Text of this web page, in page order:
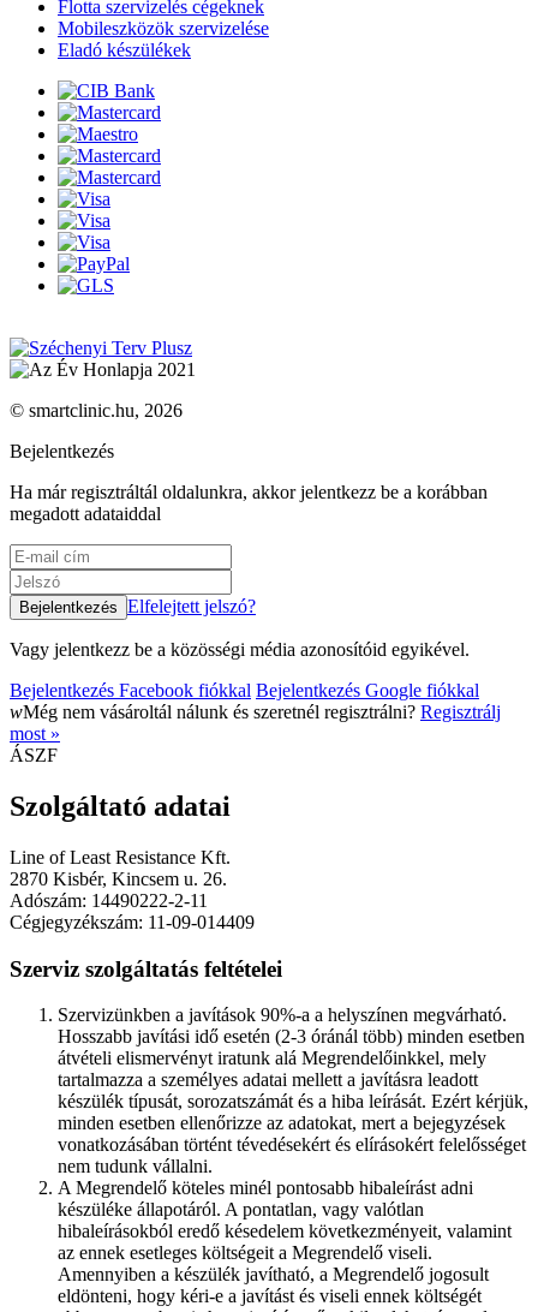
Flotta szervizelés cégeknek
Mobileszközök szervizelése
Eladó készülékek
© smartclinic.hu, 2026
Bejelentkezés
Ha már regisztráltál oldalunkra, akkor jelentkezz be a korábban
megadott adataiddal
Elfelejtett jelszó?
Vagy jelentkezz be a közösségi média azonosítóid egyikével.
Bejelentkezés Facebook fiókkal Bejelentkezés Google fiókkal
wMég nem vásároltál nálunk és szeretnél regisztrálni? Regisztrálj
most »
ÁSZF
Szolgáltató adatai
Line of Least Resistance Kft.
2870 Kisbér, Kincsem u. 26.
Adószám: 14490222-2-11
Cégjegyzékszám: 11-09-014409
Szerviz szolgáltatás feltételei
Szervizünkben a javítások 90%-a a helyszínen megvárható.
Hosszabb javítási idő esetén (2-3 óránál több) minden esetben
átvételi elismervényt iratunk alá Megrendelőinkkel, mely
tartalmazza a személyes adatai mellett a javításra leadott
készülék típusát, sorozatszámát és a hiba leírását. Ezért kérjük,
minden esetben ellenőrizze az adatokat, mert a bejegyzések
vonatkozásában történt tévedésekért és elírásokért felelősséget
nem tudunk vállalni.
A Megrendelő köteles minél pontosabb hibaleírást adni
készüléke állapotáról. A pontatlan, vagy valótlan
hibaleírásokból eredő késedelem következményeit, valamint
az ennek esetleges költségeit a Megrendelő viseli.
Amennyiben a készülék javítható, a Megrendelő jogosult
eldönteni, hogy kéri-e a javítást és viseli ennek költségét